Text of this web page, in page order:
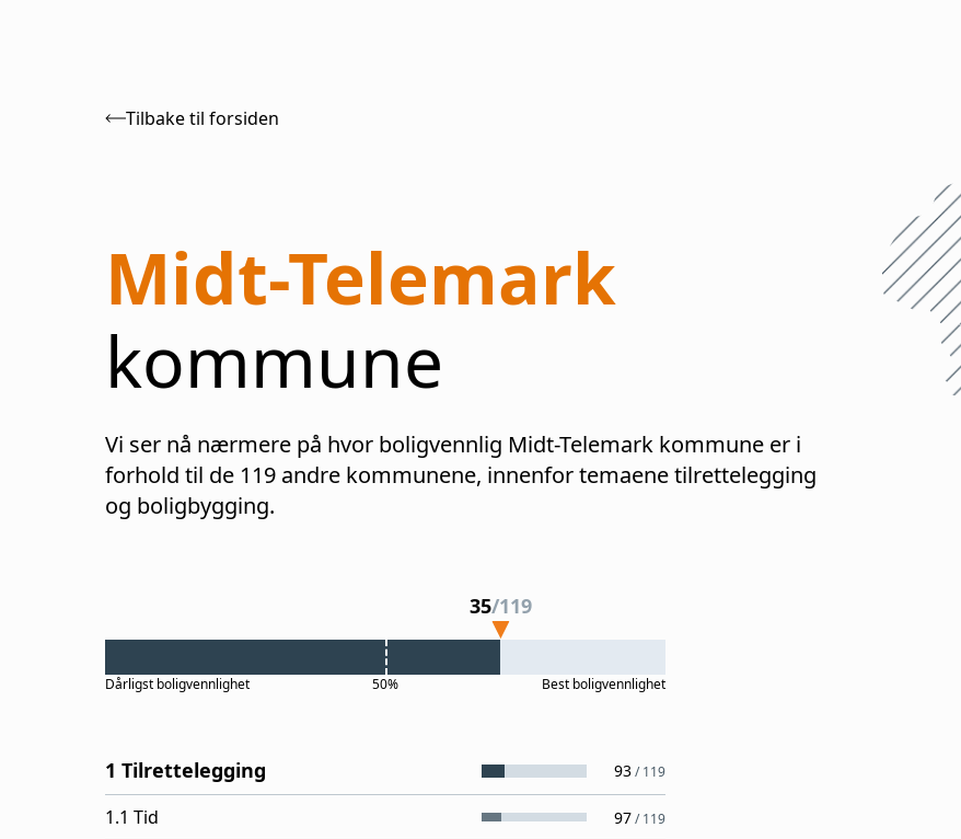
Tilbake til forsiden
Midt-Telemark
kommune
Vi ser nå nærmere på hvor boligvennlig Midt-Telemark kommune er i
forhold til de 119 andre kommunene, innenfor temaene tilrettelegging
og boligbygging.
35/119
Dårligst boligvennlighet 50% Best boligvennlighet
1 Tilrettelegging 93/119
1.1 Tid 97/119